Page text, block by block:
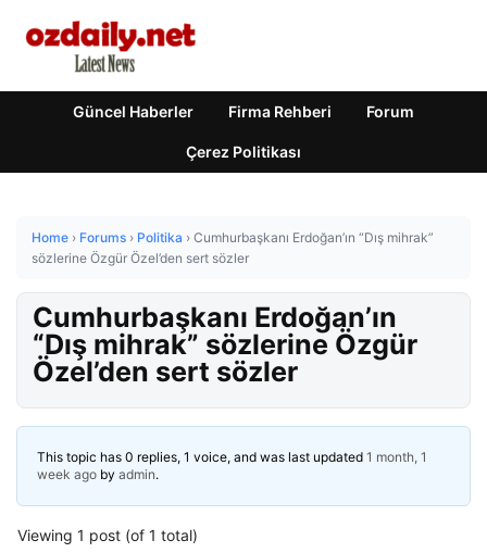
Güncel Haberler Firma Rehberi Forum
Çerez Politikası
Home › Forums › Politika › Cumhurbaşkanı Erdoğan’ın “Dış mihrak”
sözlerine Özgür Özel’den sert sözler
Cumhurbaşkanı Erdoğan’ın
“Dış mihrak” sözlerine Özgür
Özel’den sert sözler
This topic has 0 replies, 1 voice, and was last updated 1 month, 1
week ago by admin.
Viewing 1 post (of 1 total)